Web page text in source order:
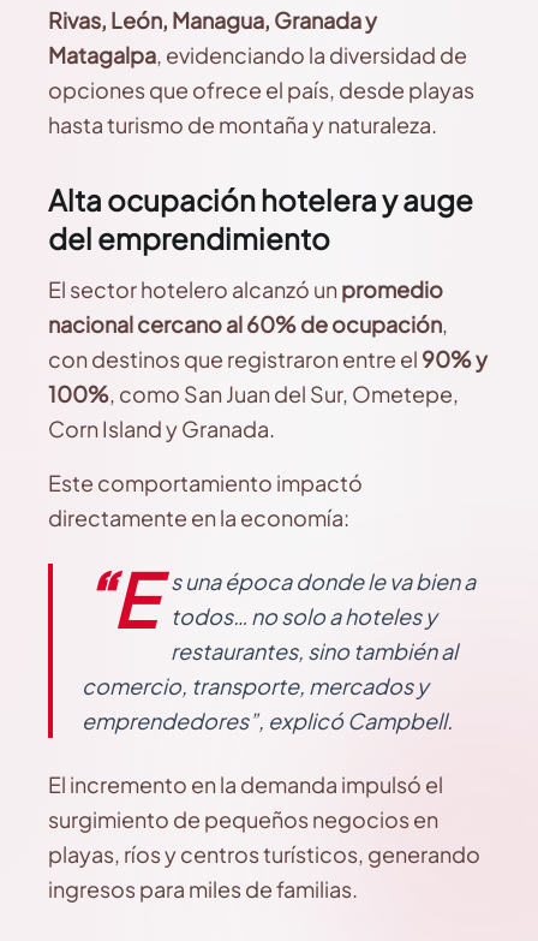
Rivas, León, Managua, Granada y
Matagalpa, evidenciando la diversidad de
opciones que ofrece el país, desde playas
hasta turismo de montaña y naturaleza.
Alta ocupación hotelera y auge
del emprendimiento
El sector hotelero alcanzó unpromedio
nacional cercano al 60% de ocupación,
con destinos que registraron entre el 90% y
100%, como San Juan del Sur, Ometepe,
Corn Island y Granada.
Este comportamiento impactó
directamente en la economía:
“E s una época donde le va bien a
todos… no solo a hoteles y
restaurantes, sino también al
comercio, transporte, mercados y
emprendedores”, explicó Campbell.
El incremento en la demanda impulsó el
surgimiento de pequeños negocios en
playas, ríos y centros turísticos, generando
ingresos para miles de familias.